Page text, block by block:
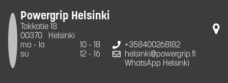
Powergrip Helsinki
Takkatie 18
00370
Helsinki
ma - la
10 - 18
su
12 - 16
+358400268182
helsinki@powergrip.fi
WhatsApp Helsinki